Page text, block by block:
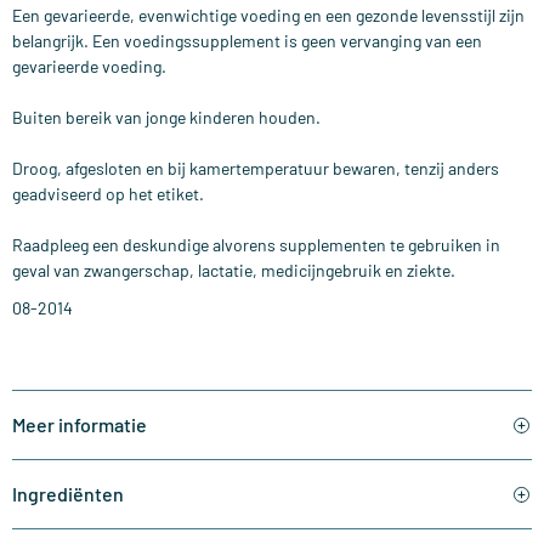
Een gevarieerde, evenwichtige voeding en een gezonde levensstijl zijn
belangrijk. Een voedingssupplement is geen vervanging van een
gevarieerde voeding.
Buiten bereik van jonge kinderen houden.
Droog, afgesloten en bij kamertemperatuur bewaren, tenzij anders
geadviseerd op het etiket.
Raadpleeg een deskundige alvorens supplementen te gebruiken in
geval van zwangerschap, lactatie, medicijngebruik en ziekte.
08-2014
Meer informatie
Ingrediënten